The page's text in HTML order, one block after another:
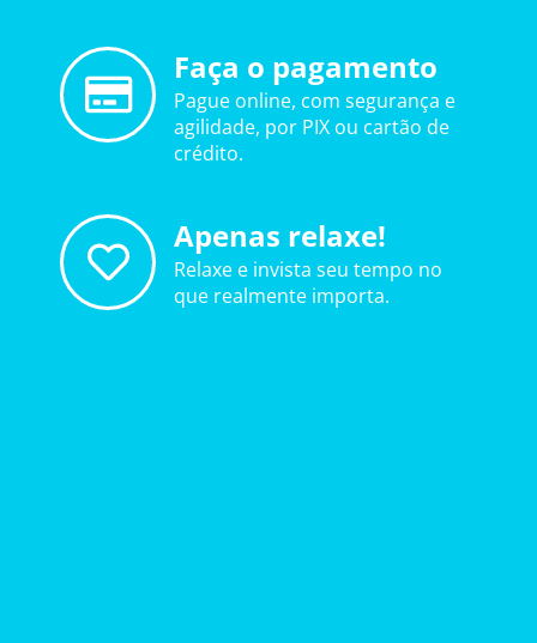
Faça o pagamento
Pague online, com segurança e
agilidade, por PIX ou cartão de
crédito.
Apenas relaxe!
Relaxe e invista seu tempo no
que realmente importa.